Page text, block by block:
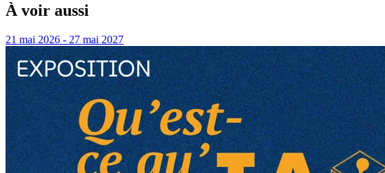
À voir aussi
21 mai 2026 - 27 mai 2027